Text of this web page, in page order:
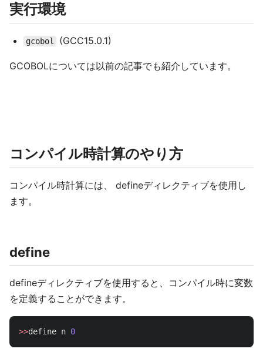
実行環境
gcobol (GCC15.0.1)
GCOBOLについては以前の記事でも紹介しています。
コンパイル時計算のやり方
コンパイル時計算には、 defineディレクティブを使用し
ます。
define
defineディレクティブを使用すると、コンパイル時に変数
を定義することができます。
>>define n 0